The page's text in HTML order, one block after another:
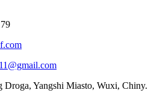
Droga, Yangshi Miasto, Wuxi, Chiny.